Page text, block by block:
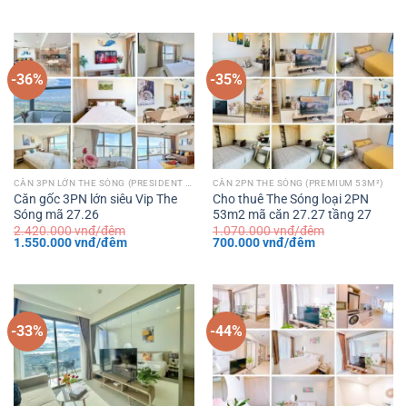
đêm.
650.000 vnđ/
đêm.
đêm.
1.000.000
đêm.
-36%
CĂN 3PN LỚN THE SÓNG (PRESIDENT 122M²)
Căn gốc 3PN lớn siêu Vip The
Sóng mã 27.26
2.420.000vnđ/đêm
Giá
đêm.
1.550.000vnđ/đêmGiá
1.550.000 vnđ/
đêm.
-35%
CĂN 2PN THE SÓNG (PREMIUM 53M²)
Cho thuê The Sóng loại 2PN
53m2 mã căn 27.27 tầng 27
1.070.000vnđ/đêm
Giá
đêm.
700.000vnđ/đêmGiá
700.000 vnđ/
đêm.
-33% -44%